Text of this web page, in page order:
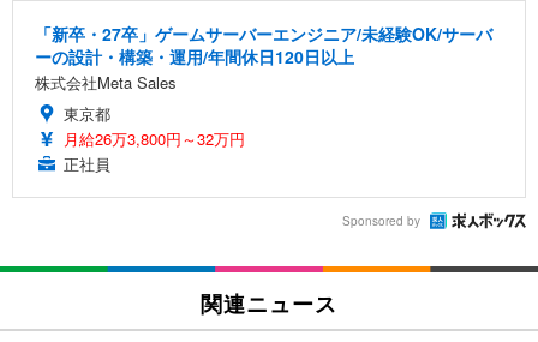
「新卒・27卒」ゲームサーバーエンジニア/未経験OK/サーバ
ーの設計・構築・運用/年間休日120日以上
株式会社Meta Sales
東京都
月給26万3,800円～32万円
正社員
Sponsored by
関連ニュース